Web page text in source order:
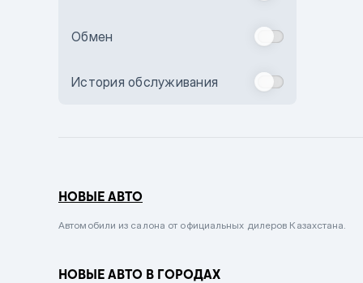
Бежевый
Комбинированный
Сиреневый металлик
Вишневый
Обмен
История обслуживания
НОВЫЕ АВТО
Автомобили из салона от официальных дилеров Казахстана.
НОВЫЕ АВТО В ГОРОДАХ